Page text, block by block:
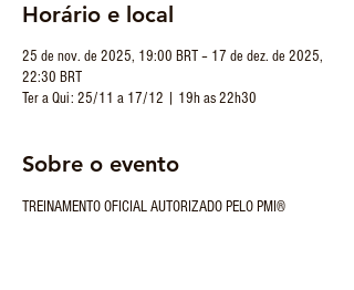
Horário e local
25 de nov. de 2025, 19:00 BRT – 17 de dez. de 2025,
22:30 BRT
Ter a Qui: 25/11 a 17/12 | 19h as 22h30
Sobre o evento
TREINAMENTO OFICIAL AUTORIZADO PELO PMI®